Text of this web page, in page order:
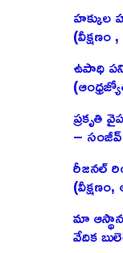
హక్కుల
(వీక్షణం
ఉపాధి
ప్రకృతి
–
రీజనల్
(వీక్షణం,
మా ఆస్థాన
వేదిక